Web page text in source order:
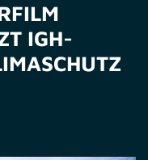
IGH-